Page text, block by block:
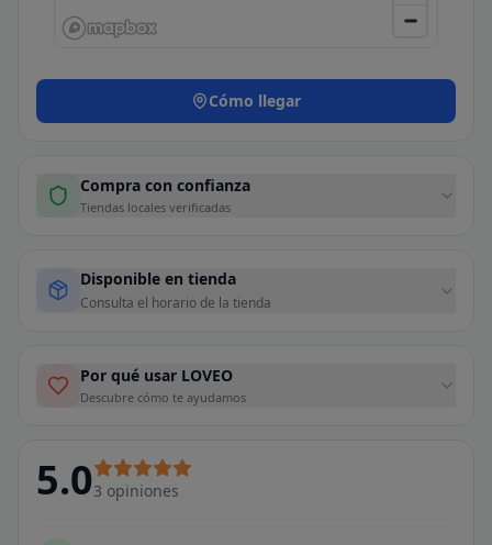
Cómo llegar
Compra con confianza
Tiendas locales verificadas
Disponible en tienda
Consulta el horario de la tienda
Por qué usar LOVEO
Descubre cómo te ayudamos
5.03 opiniones